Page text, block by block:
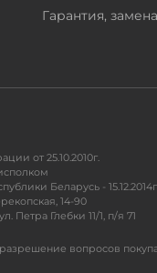
Гарантия,
от 25.10.2010г.
Беларусь -
14-90
Петра Глебки 11/1, п/я 71
вопросов